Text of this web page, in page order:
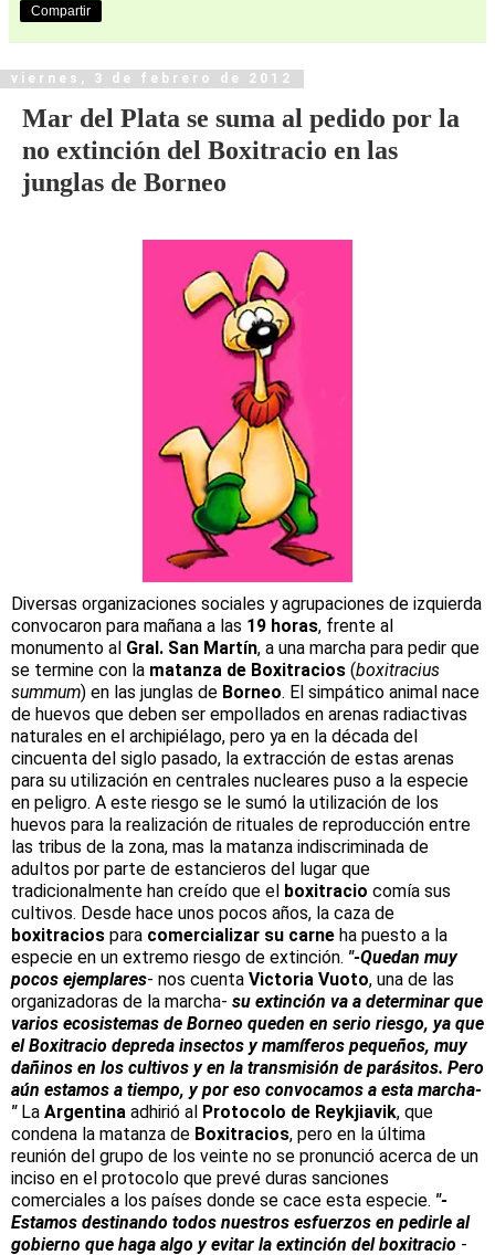
Compartir
viernes, 3 de febrero de 2012
Mar del Plata se suma al pedido por la
no extinción del Boxitracio en las
junglas de Borneo
Diversas organizaciones sociales y agrupaciones de izquierda
convocaron para mañana a las 19 horas, frente al
monumento al Gral. San Martín, a una marcha para pedir que
se termine con la matanza de Boxitracios (boxitracius
summum) en las junglas de Borneo. El simpático animal nace
de huevos que deben ser empollados en arenas radiactivas
naturales en el archipiélago, pero ya en la década del
cincuenta del siglo pasado, la extracción de estas arenas
para su utilización en centrales nucleares puso a la especie
en peligro. A este riesgo se le sumó la utilización de los
huevos para la realización de rituales de reproducción entre
las tribus de la zona, mas la matanza indiscriminada de
adultos por parte de estancieros del lugar que
tradicionalmente han creído que el boxitracio comía sus
cultivos. Desde hace unos pocos años, la caza de
boxitracios para comercializar su carne ha puesto a la
especie en un extremo riesgo de extinción. "-Quedan muy
pocos ejemplares- nos cuenta Victoria Vuoto, una de las
organizadoras de la marcha- su extinción va a determinar que
varios ecosistemas de Borneo queden en serio riesgo, ya que
el Boxitracio depreda insectos y mamíferos pequeños, muy
dañinos en los cultivos y en la transmisión de parásitos. Pero
aún estamos a tiempo, y por eso convocamos a esta marcha-
" La Argentina adhirió al Protocolo de Reykjiavik, que
condena la matanza de Boxitracios, pero en la última
reunión del grupo de los veinte no se pronunció acerca de un
inciso en el protocolo que prevé duras sanciones
comerciales a los países donde se cace esta especie. "-
Estamos destinando todos nuestros esfuerzos en pedirle al
gobierno que haga algo y evitar la extinción del boxitracio -